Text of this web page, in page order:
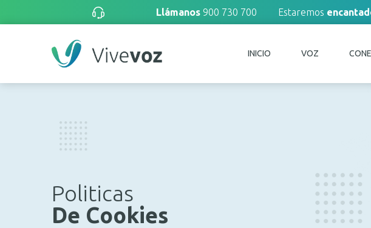
Llámanos900 730 700 Estaremos
INICIO VOZ
Politicas
De Cookies